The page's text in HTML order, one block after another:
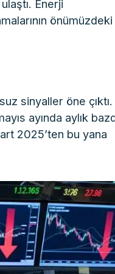
Enerji
önümüzdeki
sinyaller öne çıktı.
ayında aylık
2025’ten bu yana